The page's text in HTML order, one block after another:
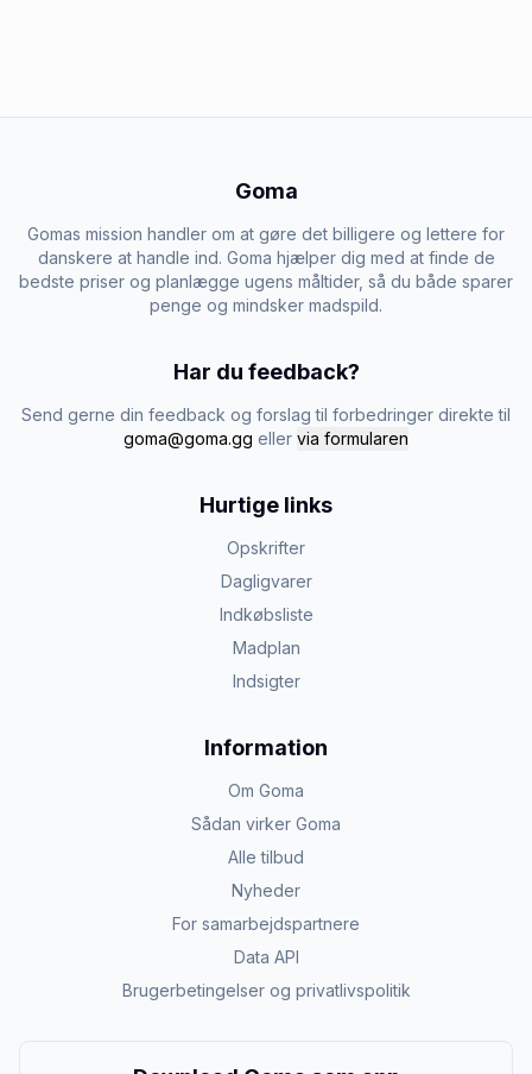
Goma
Gomas mission handler om at gøre det billigere og lettere for
danskere at handle ind. Goma hjælper dig med at finde de
bedste priser og planlægge ugens måltider, så du både sparer
penge og mindsker madspild.
Har du feedback?
Send gerne din feedback og forslag til forbedringer direkte til
goma@goma.gg eller via formularen
Hurtige links
Opskrifter
Dagligvarer
Indkøbsliste
Madplan
Indsigter
Information
Om Goma
Sådan virker Goma
Alle tilbud
Nyheder
For samarbejdspartnere
Data API
Brugerbetingelser og privatlivspolitik